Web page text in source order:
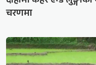
चरणमा